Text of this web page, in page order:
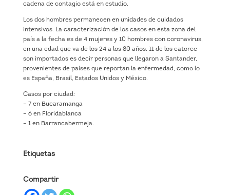
cadena de contagio está en estudio.
Los dos hombres permanecen en unidades de cuidados
intensivos. La caracterización de los casos en esta zona del
país a la fecha es de 4 mujeres y 10 hombres con coronavirus,
en una edad que va de los 24 a los 80 años. 11 de los catorce
son importados es decir personas que llegaron a Santander,
provenientes de países que reportan la enfermedad, como lo
es España, Brasil, Estados Unidos y México.
Casos por ciudad:
– 7 en Bucaramanga
– 6 en Floridablanca
– 1 en Barrancabermeja.
Etiquetas
Compartir